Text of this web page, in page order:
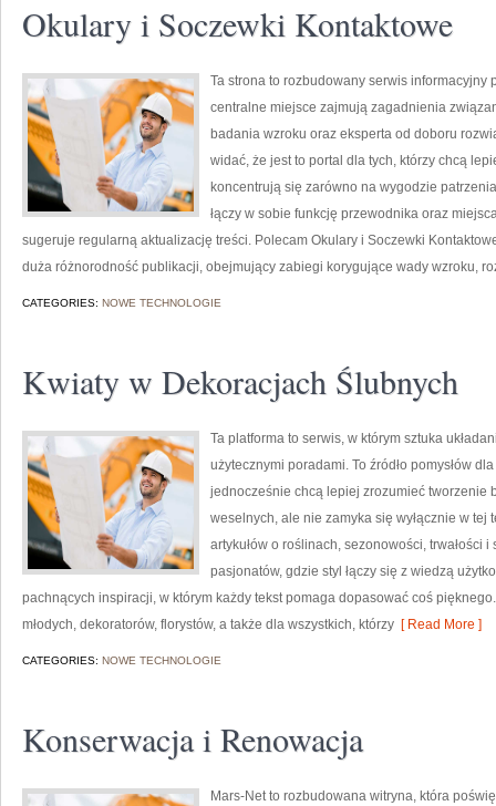
Okulary i Soczewki Kontaktowe
Ta strona to rozbudowany serwis informacyjny
centralne miejsce zajmują zagadnienia
badania wzroku oraz eksperta od doboru
widać, że jest to portal dla tych, którzy chcą
koncentrują się zarówno na wygodzie
łączy w sobie funkcję przewodnika oraz
sugeruje regularną aktualizację treści. Polecam Okulary i Soczewki
duża różnorodność publikacji, obejmujący zabiegi korygujące wady wzroku,
CATEGORIES: NOWE TECHNOLOGIE
Kwiaty w Dekoracjach Ślubnych
Ta platforma to serwis, w którym sztuka
użytecznymi poradami. To źródło pomysłów
jednocześnie chcą lepiej zrozumieć tworzenie
weselnych, ale nie zamyka się wyłącznie w
artykułów o roślinach, sezonowości, trwałości
pasjonatów, gdzie styl łączy się z wiedzą
pachnących inspiracji, w którym każdy tekst pomaga dopasować coś
młodych, dekoratorów, florystów, a także dla wszystkich, którzy [ Read More ]
CATEGORIES: NOWE TECHNOLOGIE
Konserwacja i Renowacja
Mars-Net to rozbudowana witryna, która